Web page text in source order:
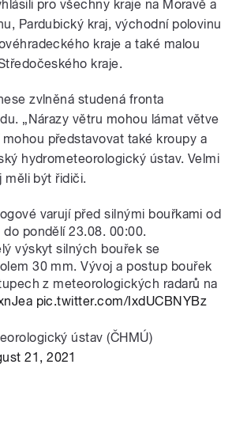
pro všechny kraje na Moravě a
Pardubický kraj, východní polovinu
kraje a také malou
kraje.
zvlněná studená fronta
„Nárazy větru mohou lámat větve
představovat také kroupy a
hydrometeorologický ústav. Velmi
měli být řidiči.
varují před silnými bouřkami od
pondělí 23.08. 00:00.
výskyt silných bouřek se
30 mm. Vývoj a postup bouřek
z meteorologických radarů na
pic.twitter.com/IxdUCBNYBz
ústav (ČHMÚ)
21, 2021